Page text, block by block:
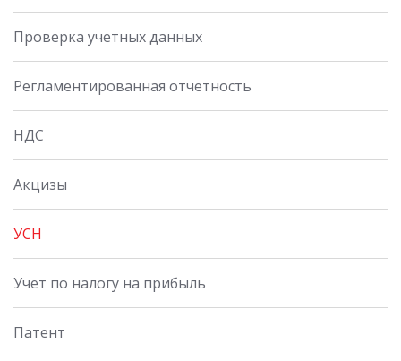
Проверка учетных данных
Регламентированная отчетность
НДС
Акцизы
УСН
Учет по налогу на прибыль
Патент